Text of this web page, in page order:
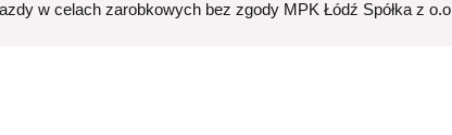
w celach zarobkowych bez zgody MPK Łódź Spółka z o.o